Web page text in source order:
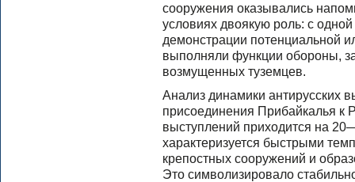
сооружения оказывались
условиях двоякую роль: с
демонстрации потенциальной
выполняли функции обороны,
возмущенных туземцев.
Анализ динамики антирусских
присоединения Прибайкалья к
выступлений приходится на
характеризуется быстрыми
крепостных сооружений и
Это символизировало